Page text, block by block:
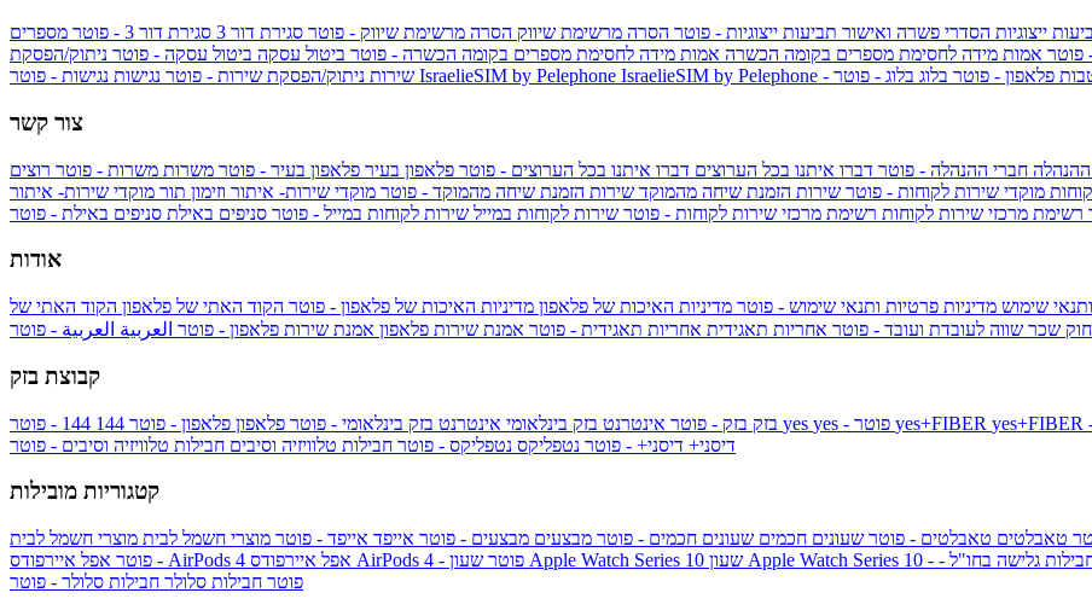
ייצוגיות הסדרי פשרה ואישור תביעות ייצוגיות - פוטר הסרה מרשימת שיווק הסרה מרשימת שיווק - פוטר סגירת דור 3 סגירת דור 3 - פוטר
מספרים
פוטר אמות מידה לחסימת מספרים בקומה הכשרה אמות מידה לחסימת מספרים בקומה הכשרה - פוטר ביטול עסקה ביטול עסקה - פוטר ניתוק/הפסקת
שירות ניתוק/הפסקת שירות - פוטר נגישות IsraelieSIM by Pelephone פלאפון - פוטר בלוג בלוג - פוטר
צור קשר
חברי ההנהלה - פוטר דברו איתנו בכל הערוצים דברו איתנו בכל הערוצים - פוטר פלאפון בעיר פלאפון בעיר - פוטר משרות משרות - פוטר רוצים
מוקדי שירות לקוחות - פוטר שירות הזמנת שיחה מהמוקד שירות הזמנת שיחה מהמוקד - פוטר מוקדי שירות- איתור וזימון תור מוקדי שירות- איתור
רשימת מרכזי שירות לקוחות רשימת מרכזי שירות לקוחות - פוטר שירות לקוחות במייל שירות לקוחות במייל - פוטר סניפים באילת סניפים באילת - פוטר
אודות
שימוש מדיניות פרטיות ותנאי שימוש - פוטר מדיניות האיכות של פלאפון מדיניות האיכות של פלאפון - פוטר הקוד האתי של פלאפון הקוד האתי של
חוק שכר שווה לעובדת ועובד - פוטר אחריות תאגידית אחריות תאגידית - פוטר אמנת שירות פלאפון אמנת שירות פלאפון - פוטר العربية العربية - פוטר
קבוצת בזק
בזק בזק - פוטר אינטרנט בזק בינלאומי אינטרנט בזק בינלאומי - פוטר פלאפון פלאפון - פוטר 144 yes yes+FIBER
דיסני+ דיסני+ - פוטר נטפליקס נטפליקס - פוטר חבילות טלוויזיה וסיבים חבילות טלוויזיה וסיבים - פוטר
קטגוריות מובילות
טאבלטים טאבלטים - פוטר שעונים חכמים שעונים חכמים - פוטר מבצעים מבצעים - פוטר אייפד אייפד - פוטר מוצרי חשמל לבית מוצרי חשמל לבית
- פוטר אפל איירפודס AirPods 4 אפל איירפודס AirPods 4 - פוטר שעון Apple Watch Series 10
גלישה בחו"ל -
פוטר חבילות סלולר חבילות סלולר - פוטר